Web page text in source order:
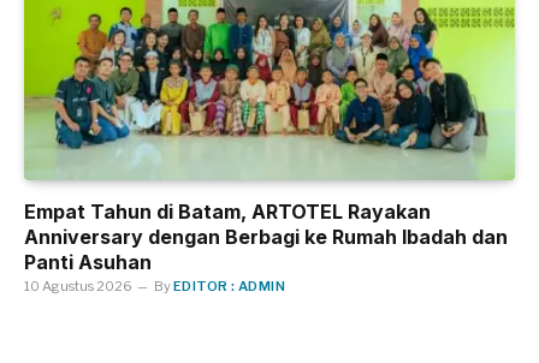
Empat Tahun di Batam, ARTOTEL Rayakan
Anniversary dengan Berbagi ke Rumah Ibadah dan
Panti Asuhan
10 Agustus 2026 ByEDITOR : ADMIN